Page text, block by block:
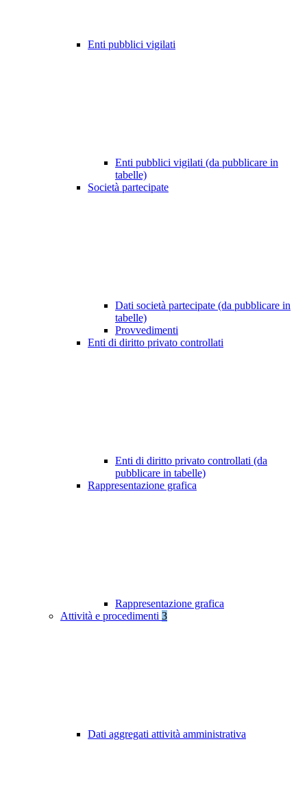
Enti pubblici vigilati
Enti pubblici vigilati (da pubblicare in
tabelle)
Società partecipate
Dati società partecipate (da pubblicare in
tabelle)
Provvedimenti
Enti di diritto privato controllati
Enti di diritto privato controllati (da
pubblicare in tabelle)
Rappresentazione grafica
Rappresentazione grafica
Attività e procedimenti 3
Dati aggregati attività amministrativa